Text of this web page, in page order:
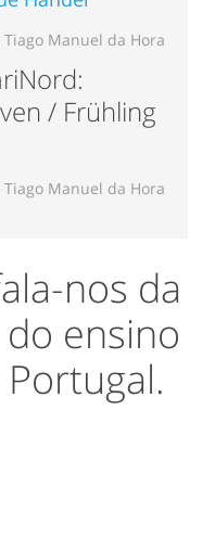
Tiago Manuel da Hora
/ Frühling
Tiago Manuel da Hora
nos da
ensino